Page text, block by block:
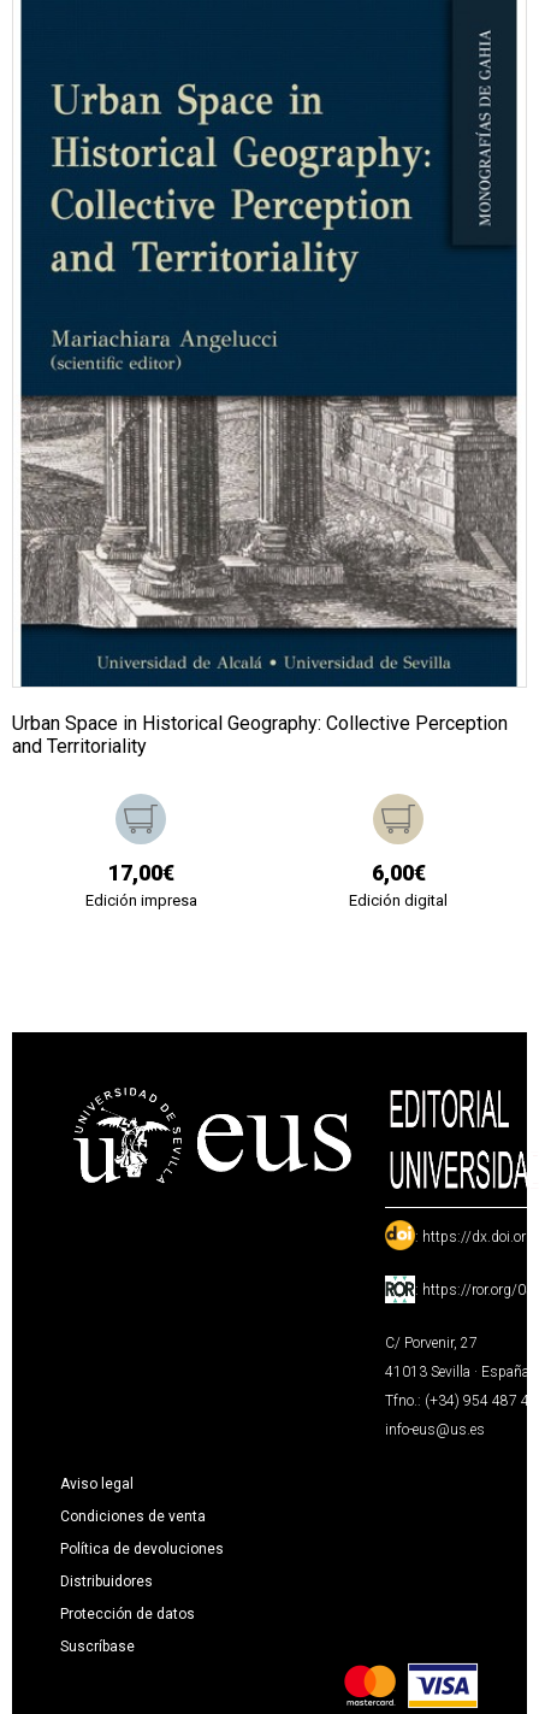
Urban Space in Historical Geography: Collective Perception
and Territoriality
17,00€
Edición impresa
6,00€
Edición digital
: https://
: https://ror.org/
C/ Porvenir, 27
41013 Sevilla · España
Tfno.: (+34) 954 487
info-eus@us.es
Aviso legal
Condiciones de venta
Política de devoluciones
Distribuidores
Protección de datos
Suscríbase